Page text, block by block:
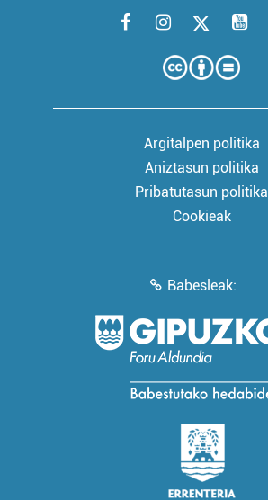
Argitalpen politika
Aniztasun politika
Pribatutasun politika
Cookieak
Babesleak: